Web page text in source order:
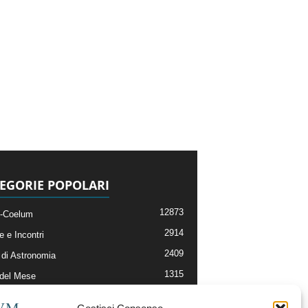
POPOLARI
Coelum 12873
e Incontri 2914
Astronomia 2409
Mese 1315